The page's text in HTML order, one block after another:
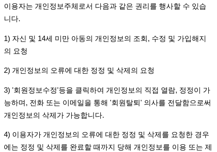
이용자는 개인정보주체로서 다음과 같은 권리를 행사할 수 있습
니다.
1) 자신 및 14세 미만 아동의 개인정보의 조회, 수정 및 가입해지
의 요청
2) 개인정보의 오류에 대한 정정 및 삭제의 요청
3) '회원정보수정'등을 클릭하여 개인정보의 직접 열람, 정정이 가
능하며 , 전화 또는 이메일을 통해 '회원탈퇴 ' 의사를 전달함으로써
개인정보의 삭제가 가능합니다.
4) 이용자가 개인정보의 오류에 대한 정정 및 삭제를 요청한 경우
에는 정정 및 삭제를 완료할 때까지 당해 개인정보를 이용 또는 제